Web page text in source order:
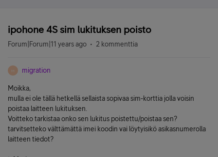
ipohone 4S sim lukituksen poisto
Forum|Forum|11 years ago 2 kommenttia
M migration
Moikka,
mulla ei ole tällä hetkellä sellaista sopivaa sim-korttia jolla voisin
poistaa laitteen lukituksen.
Voitteko tarkistaa onko sen lukitus poistettu/poistaa sen?
tarvitsetteko välttämättä imei koodin vai löytyisikö asikasnumerolla
laitteen tiedot?